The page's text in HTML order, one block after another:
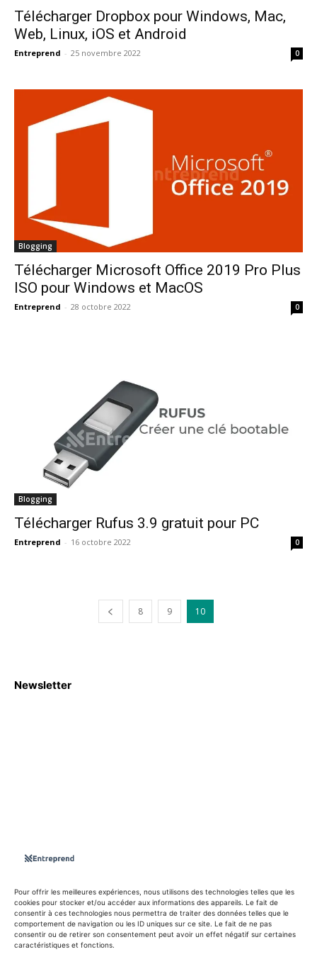
Pour offrir les meilleures expériences, nous utilisons des technologies telles que les
cookies pour stocker et/ou accéder aux informations des appareils. Le fait de
consentir à ces technologies nous permettra de traiter des données telles que le
comportement de navigation ou les ID uniques sur ce site. Le fait de ne pas
consentir ou de retirer son consentement peut avoir un effet négatif sur certaines
caractéristiques et fonctions.
Télécharger Dropbox pour Windows, Mac,
Web, Linux, iOS et Android
Entreprend - 25 novembre 2022 0
Blogging
Télécharger Microsoft Office 2019 Pro Plus
ISO pour Windows et MacOS
Entreprend - 28 octobre 2022 0
Blogging
Télécharger Rufus 3.9 gratuit pour PC
Entreprend - 16 octobre 2022 0
8 9 10
info@entreprend.net
Newsletter